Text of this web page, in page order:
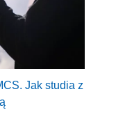
Jak studia z